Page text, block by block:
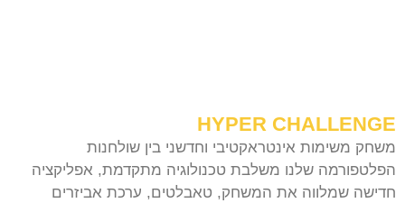
HYPER CHALLENGE
משחק משימות אינטראקטיבי וחדשני בין שולחנות
הפלטפורמה שלנו משלבת טכנולוגיה מתקדמת, אפליקציה
חדישה שמלווה את המשחק, טאבלטים, ערכת אביזרים